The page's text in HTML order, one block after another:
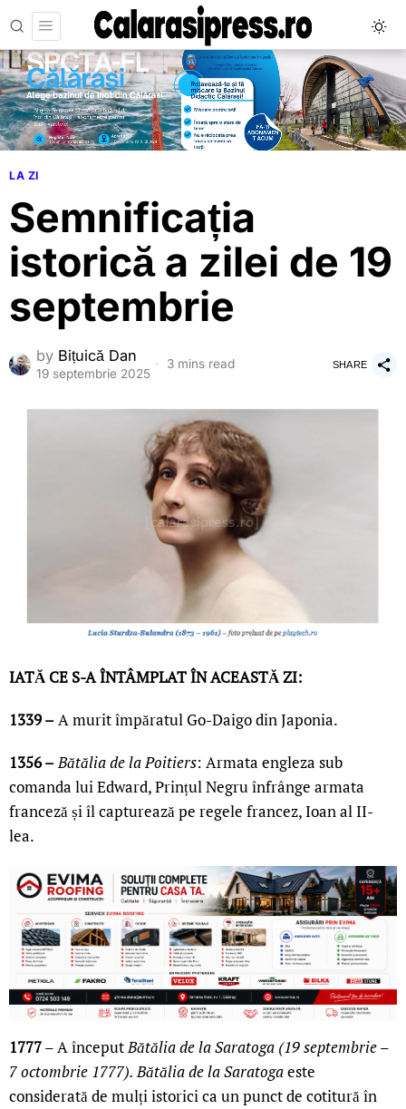
LA ZI
Semnificația
istorică a zilei de 19
septembrie
by Bițuică Dan
19 septembrie 2025
3 mins read SHARE
IATĂ CE S-A ÎNTÂMPLAT ÎN ACEASTĂ ZI:
1339 –A murit împăratul Go-Daigo din Japonia.
1356 –Bătălia de la Poitiers: Armata engleza sub
comanda lui Edward, Prințul Negru înfrânge armata
franceză și îl capturează pe regele francez, Ioan al II-
lea.
1777– A începutBătălia de la Saratoga (19 septembrie –
7 octombrie 1777).Bătălia de la Saratogaeste
considerată de mulți istorici ca un punct de cotitură în